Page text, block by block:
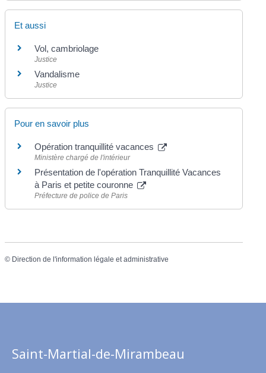
Et aussi
Vol, cambriolage
Justice
Vandalisme
Justice
Pour en savoir plus
Opération tranquillité vacances
Ministère chargé de l'intérieur
Présentation de l'opération Tranquillité Vacances
à Paris et petite couronne
Préfecture de police de Paris
© Direction de l'information légale et administrative
Saint-Martial-de-Mirambeau